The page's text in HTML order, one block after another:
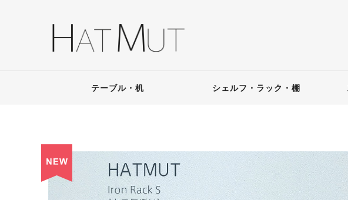
テーブル・机 シェルフ・ラック・棚